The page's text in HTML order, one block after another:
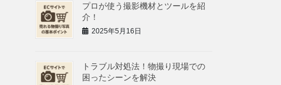
プロが使う撮影機材とツールを紹
介！
2025年5月16日
トラブル対処法！物撮り現場での
困ったシーンを解決